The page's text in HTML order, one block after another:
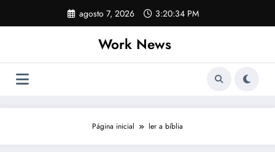
o
agosto 7, 2026 3:20:34 PM
Work News
Página inicial ler a bíblia